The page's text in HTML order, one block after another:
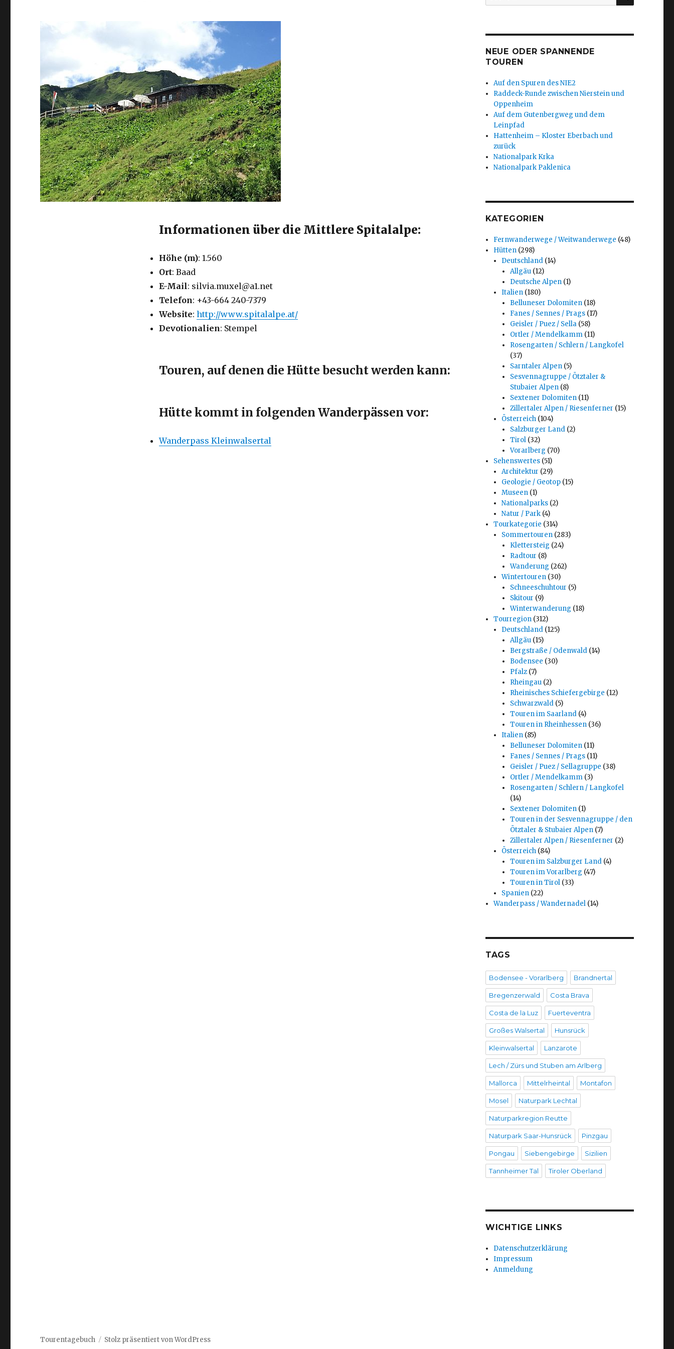
Informationen über die Mittlere Spitalalpe:
Höhe (m): 1.560
Ort: Baad
E-Mail: silvia.muxel@a1.net
Telefon: +43-664 240-7379
Website: http://www.spitalalpe.at/
Devotionalien: Stempel
Touren, auf denen die Hütte besucht werden kann:
Hütte kommt in folgenden Wanderpässen vor:
Wanderpass Kleinwalsertal
nach:
NEUE ODER SPANNENDE
TOUREN
Auf den Spuren des NIE2
Raddeck-Runde zwischen Nierstein und
Oppenheim
Auf dem Gutenbergweg und dem
Leinpfad
Hattenheim – Kloster Eberbach und
zurück
Nationalpark Krka
Nationalpark Paklenica
KATEGORIEN
Fernwanderwege / Weitwanderwege (48)
Hütten (298)
Deutschland (14)
Allgäu(12)
Deutsche Alpen(1)
Italien (180)
Belluneser Dolomiten(18)
Fanes / Sennes / Prags(17)
Geisler / Puez / Sella(58)
Ortler / Mendelkamm(11)
Rosengarten / Schlern / Langkofel
(37)
Sarntaler Alpen(5)
Sesvennagruppe / Ötztaler &
Stubaier Alpen(8)
Sextener Dolomiten(11)
Zillertaler Alpen / Riesenferner (15)
Österreich (104)
Salzburger Land(2)
Tirol(32)
Vorarlberg (70)
Sehenswertes (51)
Architektur (29)
Geologie / Geotop (15)
Museen (1)
Nationalparks (2)
Natur / Park (4)
Tourkategorie (314)
Sommertouren (283)
Klettersteig (24)
Radtour (8)
Wanderung (262)
Wintertouren (30)
Schneeschuhtour (5)
Skitour (9)
Winterwanderung (18)
Tourregion (312)
Deutschland (125)
Allgäu(15)
Bergstraße / Odenwald(14)
Bodensee (30)
Pfalz(7)
Rheingau(2)
Rheinisches Schiefergebirge (12)
Schwarzwald(5)
Touren im Saarland(4)
Touren in Rheinhessen(36)
Italien (85)
Belluneser Dolomiten(11)
Fanes / Sennes / Prags(11)
Geisler / Puez / Sellagruppe (38)
Ortler / Mendelkamm(3)
Rosengarten / Schlern / Langkofel
(14)
Sextener Dolomiten(1)
Touren in der Sesvennagruppe / den
Ötztaler & Stubaier Alpen(7)
Zillertaler Alpen / Riesenferner (2)
Österreich (84)
Touren im Salzburger Land(4)
Touren im Vorarlberg (47)
Touren in Tirol(33)
Spanien (22)
Wanderpass / Wandernadel (14)
TAGS
Bodensee - Vorarlberg Brandnertal
Bregenzerwald Costa Brava
Costa de la Luz Fuerteventra
Großes Walsertal Hunsrück
Kleinwalsertal Lanzarote
Lech / Zürs und Stuben am Arlberg
Mallorca Mittelrheintal Montafon
Mosel Naturpark Lechtal
Naturparkregion Reutte
Naturpark Saar-Hunsrück Pinzgau
Pongau Siebengebirge Sizilien
Tannheimer Tal Tiroler Oberland
WICHTIGE LINKS
Datenschutzerklärung
Impressum
Anmeldung
Tourentagebuch Stolz präsentiert von WordPress